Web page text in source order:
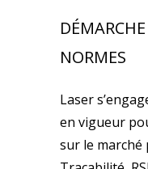
NORMES
Laser
en vigueur
sur le marché